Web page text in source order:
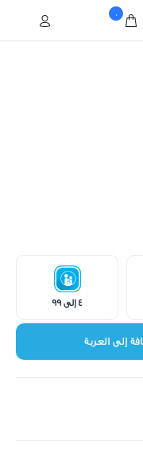
0
4 إلى 99
إلى العربة